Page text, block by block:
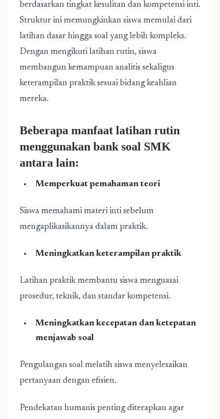
berdasarkan tingkat kesulitan dan kompetensi inti.
Struktur ini memungkinkan siswa memulai dari
latihan dasar hingga soal yang lebih kompleks.
Dengan mengikuti latihan rutin, siswa
membangun kemampuan analitis sekaligus
keterampilan praktik sesuai bidang keahlian
mereka.
Beberapa manfaat latihan rutin
menggunakan bank soal SMK
antara lain:
Memperkuat pemahaman teori
Siswa memahami materi inti sebelum
mengaplikasikannya dalam praktik.
Meningkatkan keterampilan praktik
Latihan praktik membantu siswa menguasai
prosedur, teknik, dan standar kompetensi.
Meningkatkan kecepatan dan ketepatan
menjawab soal
Pengulangan soal melatih siswa menyelesaikan
pertanyaan dengan efisien.
Pendekatan humanis penting diterapkan agar